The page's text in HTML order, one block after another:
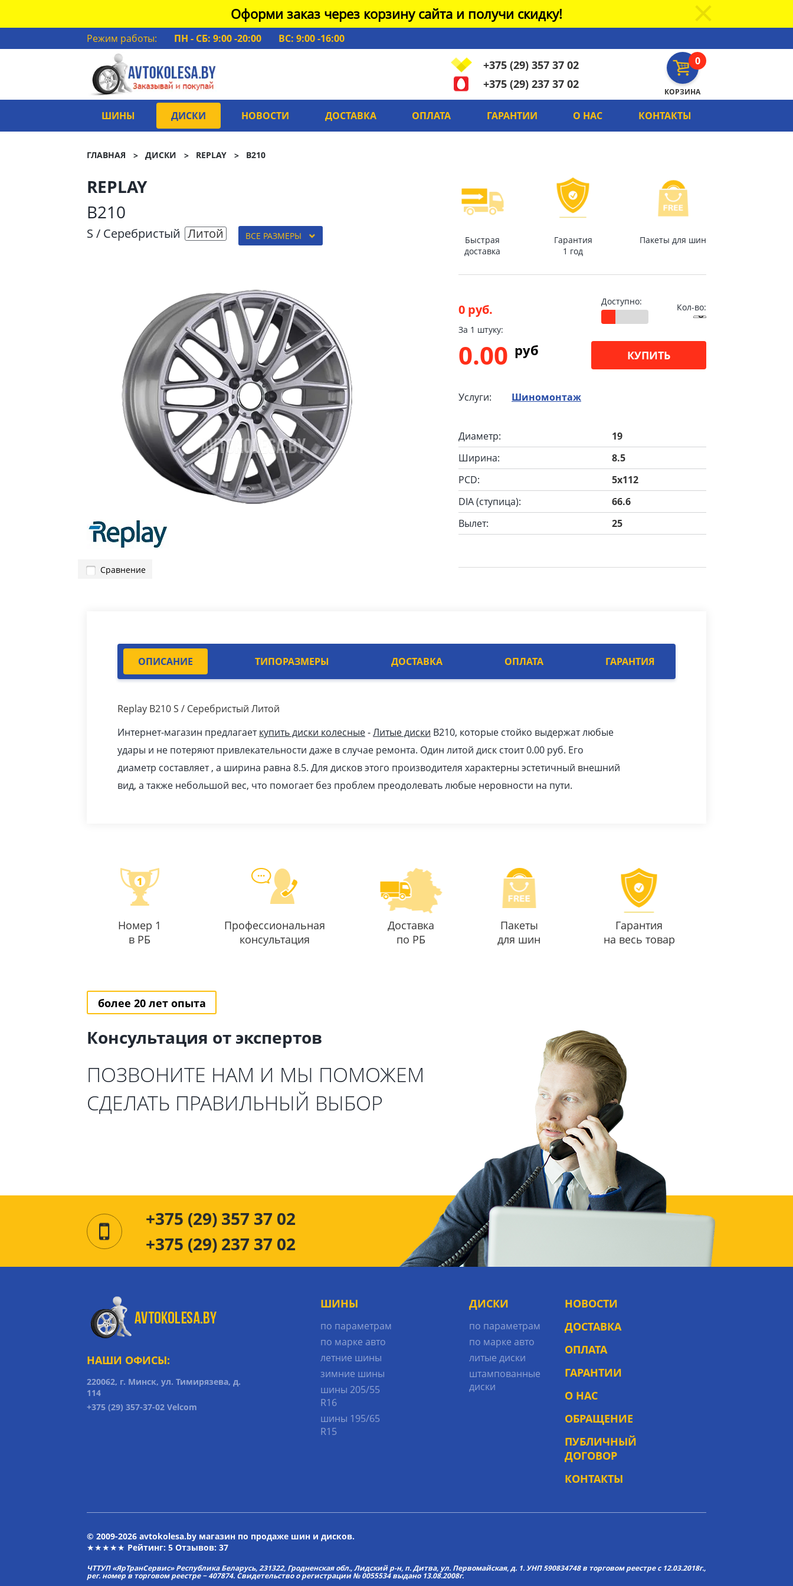
Оформи заказ через корзину сайта и получи скидку!
Режим работы: ПН - СБ: 9:00 -20:00
ВС: 9:00 -16:00
0
КОРЗИНА
+375 (29) 357 37 02
+375 (29) 237 37 02
ШИНЫ ДИСКИ НОВОСТИ ДОСТАВКА ОПЛАТА ГАРАНТИИ О НАС КОНТАКТЫ
ГЛАВНАЯ ДИСКИ REPLAY B210
REPLAY
B210
S / Серебристый Литой ВСЕ РАЗМЕРЫ
Сравнение
Быстрая
доставка
Гарантия
1 год
Пакеты для шин
0 руб.
Доступно:
Кол-во:
За 1 штуку:
0.00 pуб КУПИТЬ
Услуги: Шиномонтаж
Диаметр:
19
Ширина:
8.5
PCD:
5x112
DIA (ступица):
66.6
Вылет:
25
ОПИСАНИЕ ТИПОРАЗМЕРЫ ДОСТАВКА ОПЛАТА ГАРАНТИЯ
Replay B210 S / Серебристый Литой
Интернет-магазин предлагаеткупить диски колесные-Литые диски B210, которые стойко выдержат любые
удары и не потеряют привлекательности даже в случае ремонта. Один литой диск стоит 0.00 pуб. Его
диаметр составляет , а ширина равна 8.5. Для дисков этого производителя характерны эстетичный внешний
вид, а также небольшой вес, что помогает без проблем преодолевать любые неровности на пути.
Номер 1
в РБ
Профессиональная
консультация
Доставка
по РБ
Пакеты
для шин
Гарантия
на весь товар
более 20 лет опыта
Консультация от экспертов
ПОЗВОНИТЕ НАМ И МЫ ПОМОЖЕМ
СДЕЛАТЬ ПРАВИЛЬНЫЙ ВЫБОР
+375 (29) 357 37 02
+375 (29) 237 37 02
НАШИ ОФИСЫ:
220062, г. Минск, ул. Тимирязева, д.
114
+375 (29) 357-37-02 Velcom
ШИНЫ
по параметрам
по марке авто
летние шины
зимние шины
шины 205/55
R16
шины 195/65
R15
ДИСКИ
по параметрам
по марке авто
литые диски
штампованные
диски
НОВОСТИ
ДОСТАВКА
ОПЛАТА
ГАРАНТИИ
О НАС
ОБРАЩЕНИЕ
ПУБЛИЧНЫЙ
ДОГОВОР
КОНТАКТЫ
© 2009-2026 avtokolesa.by магазин по продаже шин и дисков.
★★★★★ Рейтинг: 5 Отзывов: 37
ЧТТУП «ЯрТранСервис» Республика Беларусь, 231322, Гродненская обл., Лидский р-н, п. Дитва, ул. Первомайская, д. 1. УНП 590834748 в торговом реестре с 12.03.2018г.,
рег. номер в торговом реестре − 407874. Свидетельство о регистрации № 0055534 выдано 13.08.2008г.